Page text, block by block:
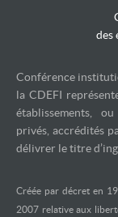
des
Conférence
la CDEFI
établissements,
privés, accrédités
délivrer le titre
Créée par décret en
2007 relative aux